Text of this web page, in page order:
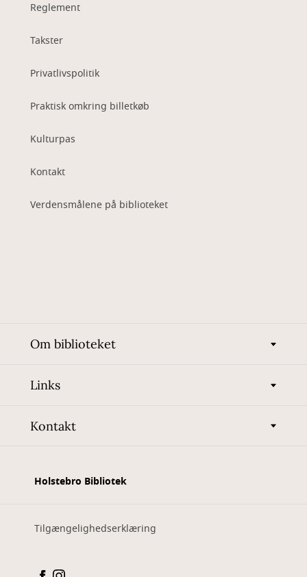
Reglement
Takster
Privatlivspolitik
Praktisk omkring billetkøb
Kulturpas
Kontakt
Verdensmålene på biblioteket
Om biblioteket
Links
Kontakt
Holstebro Bibliotek
Tilgængelighedserklæring